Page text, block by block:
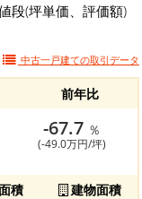
段(坪単価、評価額)
中古一戸建ての取引データ
前年比
-67.7 ％
(-49.0万円/坪)
積 建物面積